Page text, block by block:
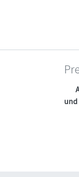
und